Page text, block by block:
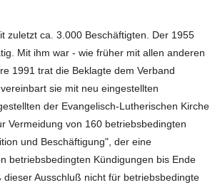
zuletzt ca. 3.000 Beschäftigten. Der 1955
Mit ihm war - wie früher mit allen anderen
1991 trat die Beklagte dem Verband
sie mit neu eingestellten
der Evangelisch-Lutherischen Kirche
Vermeidung von 160 betriebsbedingten
und Beschäftigung", der eine
betriebsbedingten Kündigungen bis Ende
Ausschluß nicht für betriebsbedingte